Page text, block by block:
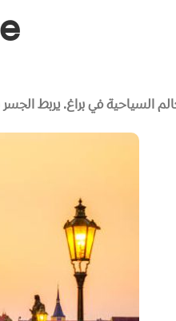
السياحية في براغ.يربط الجسر